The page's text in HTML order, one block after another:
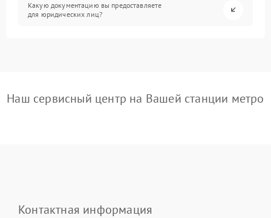
Какую документацию вы предоставляете
для юридических лиц?
Наш сервисный центр на Вашей станции метро
Контактная информация